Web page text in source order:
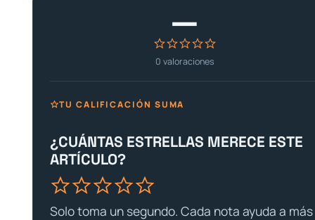
—
0 valoraciones
TU CALIFICACIÓN SUMA
¿CUÁNTAS ESTRELLAS MERECE ESTE
ARTÍCULO?
Solo toma un segundo. Cada nota ayuda a más